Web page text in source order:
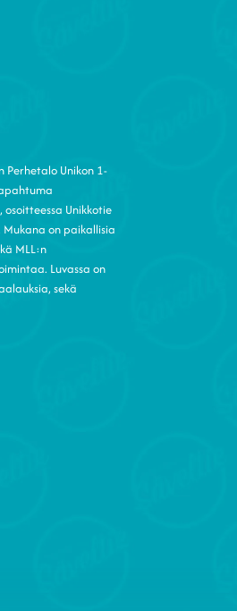
Perhetalo Unikon 1-
Unikkotie
on paikallisia
MLL:n
Luvassa on
sekä